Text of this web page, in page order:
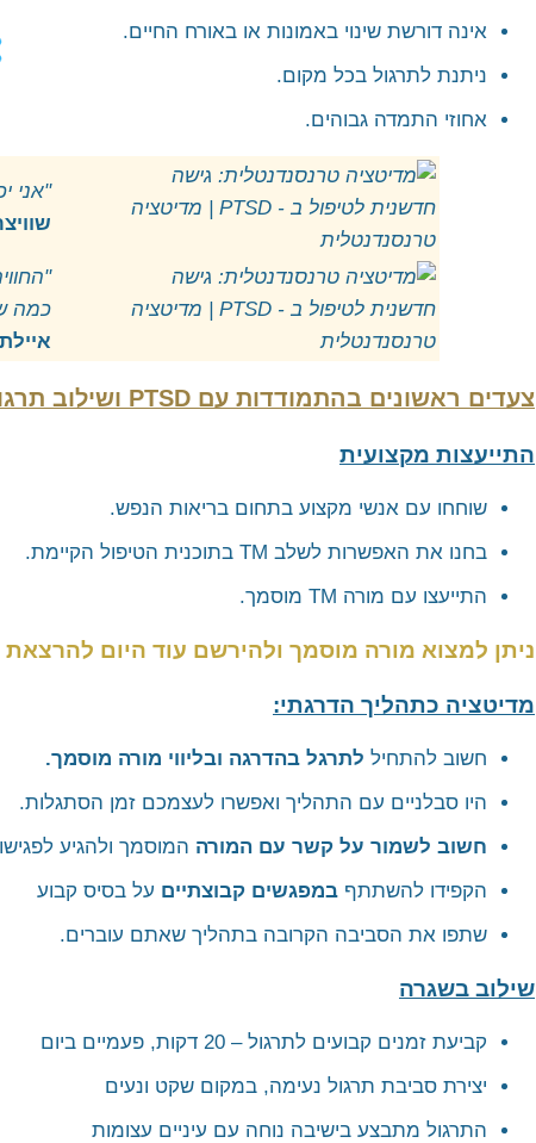
אינה דורשת שינוי באמונות או באורח החיים.
ניתנת לתרגול בכל מקום.
אחוזי התמדה גבוהים.
"אני
כמה
צעדים ראשונים בהתמודדות עם PTSD ושילוב
התייעצות מקצועית
שוחחו עם אנשי מקצוע בתחום בריאות הנפש.
בחנו את האפשרות לשלב TM בתוכנית הטיפול הקיימת.
התייעצו עם מורה TM מוסמך.
ניתן למצוא מורה מוסמך ולהירשם עוד היום
מדיטציה כתהליך הדרגתי:
חשוב להתחיל לתרגל בהדרגה ובליווי מורה מוסמך.
היו סבלניים עם התהליך ואפשרו לעצמכם זמן הסתגלות.
חשוב לשמור על קשר עם המורה המוסמך ולהגיע
הקפידו להשתתף במפגשים קבוצתיים על בסיס קבוע
שתפו את הסביבה הקרובה בתהליך שאתם עוברים.
שילוב בשגרה
קביעת זמנים קבועים לתרגול – 20 דקות, פעמיים ביום
יצירת סביבת תרגול נעימה, במקום שקט ונעים
התרגול מתבצע בישיבה נוחה עם עיניים עצומות